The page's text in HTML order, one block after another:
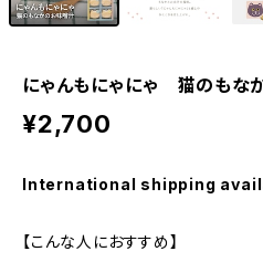
にゃんもにゃにゃ 猫のもな
¥2,700
International shipping
【こんな人におすすめ】